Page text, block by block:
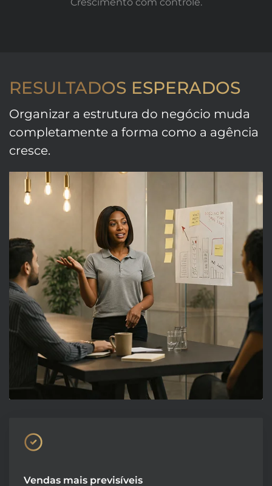
Crescimento com controle.
RESULTADOS ESPERADOS
Organizar a estrutura do negócio muda
completamente a forma como a agência
cresce.
Vendas mais previsíveis